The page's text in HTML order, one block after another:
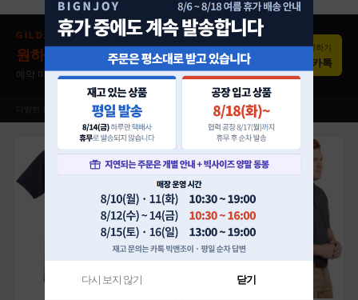
GILDAN × BIGNJOY 예약주문
원하는 색상 1장도, 합리적인 가격으로
예약 마감 후 10~14일 내 수령 · 빅사이즈 2XL~5XL
문의하기
💬 카톡
모두 빅사이즈 가능
다시 보지 않기 닫기